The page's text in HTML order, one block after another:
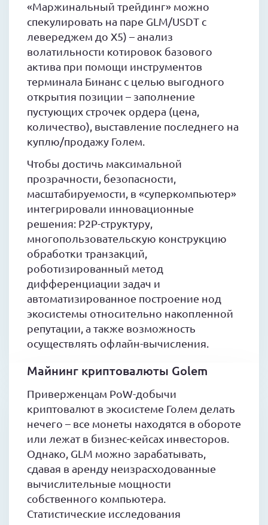
«Маржинальный трейдинг» можно
спекулировать на паре GLM/USDT с
левереджем до X5) – анализ
волатильности котировок базового
актива при помощи инструментов
терминала Бинанс с целью выгодного
открытия позиции – заполнение
пустующих строчек ордера (цена,
количество), выставление последнего на
куплю/продажу Голем.
Чтобы достичь максимальной
прозрачности, безопасности,
масштабируемости, в «суперкомпьютер»
интегрировали инновационные
решения: P2P-структуру,
многопользовательскую конструкцию
обработки транзакций,
роботизированный метод
дифференциации задач и
автоматизированное построение нод
экосистемы относительно накопленной
репутации, а также возможность
осуществлять офлайн-вычисления.
Майнинг криптовалюты Golem
Приверженцам PoW-добычи
криптовалют в экосистеме Голем делать
нечего – все монеты находятся в обороте
или лежат в бизнес-кейсах инвесторов.
Однако, GLM можно зарабатывать,
сдавая в аренду неизрасходованные
вычислительные мощности
собственного компьютера.
Статистические исследования